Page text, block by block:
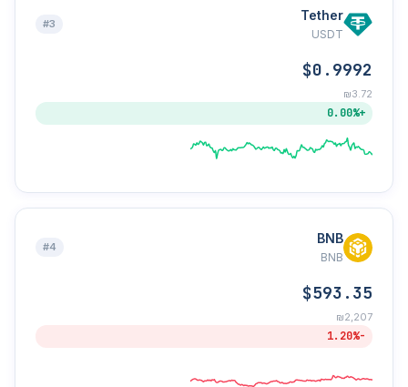
Tether
USDT
#3
$0.9992
₪3.72
+0.00%
BNB
BNB
#4
$593.35
₪2,207
-1.20%